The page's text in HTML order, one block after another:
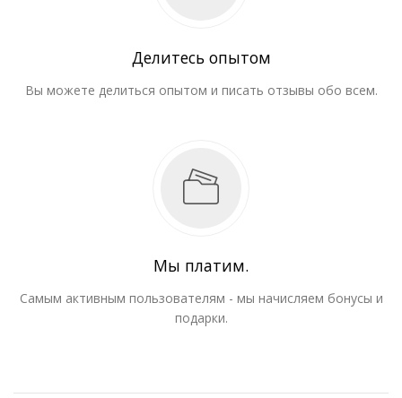
Делитесь опытом
Вы можете делиться опытом и писать отзывы обо всем.
Мы платим.
Самым активным пользователям - мы начисляем бонусы и
подарки.